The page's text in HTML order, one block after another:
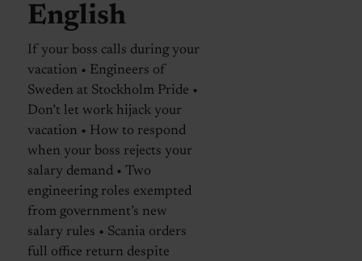
English
If your boss calls during your
vacation • Engineers of
Sweden at Stockholm Pride •
Don’t let work hijack your
vacation • How to respond
when your boss rejects your
salary demand • Two
engineering roles exempted
from government’s new
salary rules • Scania orders
full office return despite